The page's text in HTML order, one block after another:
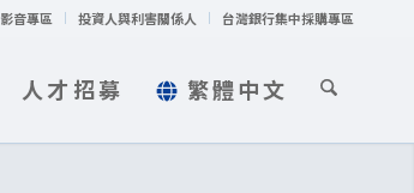
影音專區 投資人與利害關係人 台灣銀行集中採購專區
人才招募 繁體中文